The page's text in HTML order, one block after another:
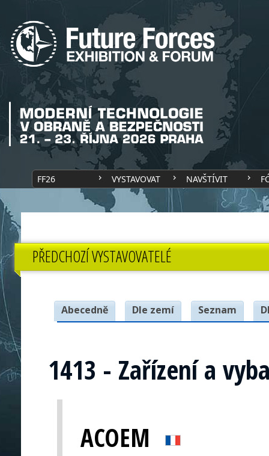
FF26 VYSTAVOVAT NAVŠTÍVIT
PŘEDCHOZÍ VYSTAVOVATELÉ
Abecedně Dle zemí Seznam
1413 - Zařízení a
ACOEM